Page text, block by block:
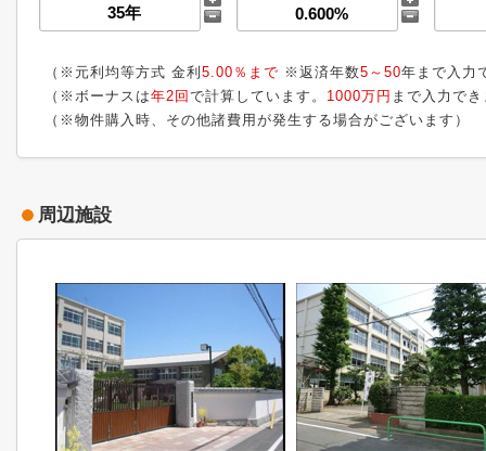
（※元利均等方式 金利 5.00％まで ※返済年数5～50年まで入力
（※ボーナスは年2回 で計算しています。 1000万円 まで入力で
（※物件購入時、その他諸費用が発生する場合がございます）
周辺施設